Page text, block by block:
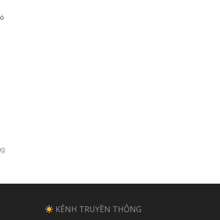
KÊNH TRUYỀN THÔNG